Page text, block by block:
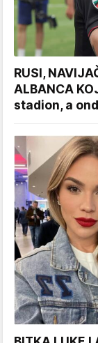
RUSI,
ALBANCA
stadion, a